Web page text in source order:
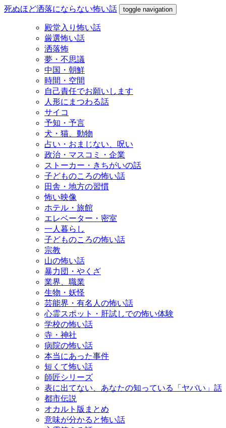
死ぬほど洒落にならない怖い話 toggle navigation
殿堂入り怖い話
厳選怖い話
洒落怖
夢・不思議
中国・朝鮮
時間・空間
自己責任でお願いします
人形にまつわる話
サイコ
予知・予言
犬・猫、動物
占い・おまじない、呪い
政治・マスコミ・企業
ストーカー・きちがいの話
子どものころの怖い話
田舎・地方の習慣
怖い映像
ホテル・旅館
エレベーター・密室
一人暮らし
子どものころの怖い話
宗教
山の怖い話
暴力団・やくざ
業界、職業
生物・妖怪
芸能界・有名人の怖い話
心霊スポット・肝試しでの怖い体験
学校の怖い話
寺・神社
病院の怖い話
本当にあった事件
短くて怖い話
師匠シリーズ
表に出てない、あなたの知っている「ヤバい」話
都市伝説
オカルト版まとめ
意味が分かると怖い話